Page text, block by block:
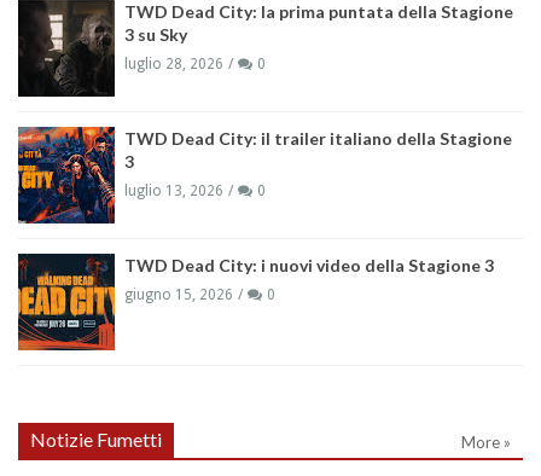
TWD Dead City: la prima puntata della Stagione
3 su Sky
luglio 28, 2026 0
TWD Dead City: il trailer italiano della Stagione
3
luglio 13, 2026 0
TWD Dead City: i nuovi video della Stagione 3
giugno 15, 2026 0
Notizie Fumetti More »